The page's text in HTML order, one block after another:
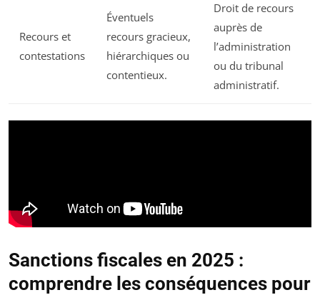
Recours et
contestations
Éventuels
recours gracieux,
hiérarchiques ou
contentieux.
Droit de recours
auprès de
l’administration
ou du tribunal
administratif.
Sanctions fiscales en 2025 :
comprendre les conséquences pour